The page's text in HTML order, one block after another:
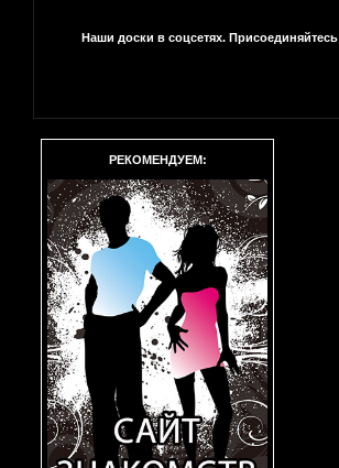
Наши доски в соцсетях. Присоединяйтесь
РЕКОМЕНДУЕМ: